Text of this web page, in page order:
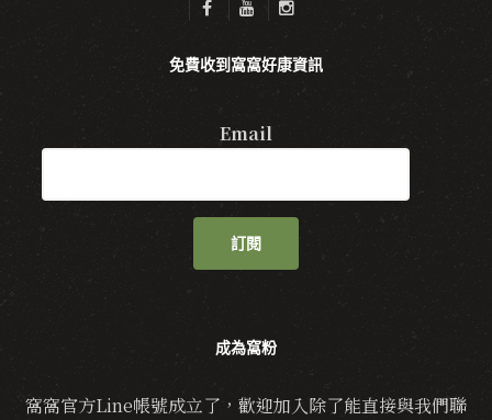
免費收到窩窩好康資訊
Email
訂閱
成為窩粉
窩窩官方Line帳號成立了，歡迎加入除了能直接與我們聯